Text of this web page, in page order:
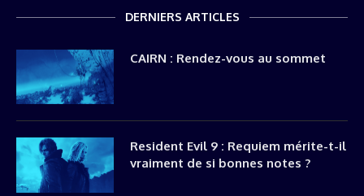
DERNIERS ARTICLES
CAIRN : Rendez-vous au sommet
Resident Evil 9 : Requiem mérite-t-il
vraiment de si bonnes notes ?